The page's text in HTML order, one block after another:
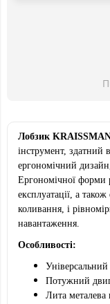
Лобзик
інструмент, здатний
ергономічний
Ергономічної форми
експлуатації, а
коливання, і
навантаження.
Особливості:
Потужний
Лита металева